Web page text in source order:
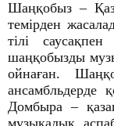
Шаңқобыз –
темірден
тілі
шаңқобызды
ойнаған.
ансамбльдерде
Домбыра –
музыкалық